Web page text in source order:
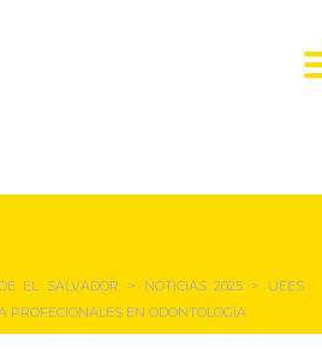
EL SALVADOR > NOTICIAS 2025 > UEES
PROFECIONALES EN ODONTOLOGÍA